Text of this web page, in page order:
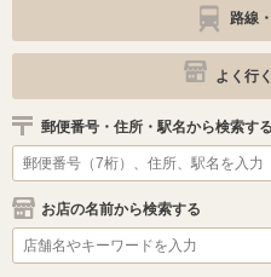
路線
よく行
郵便番号・住所・駅名から検索する
お店の名前から検索する